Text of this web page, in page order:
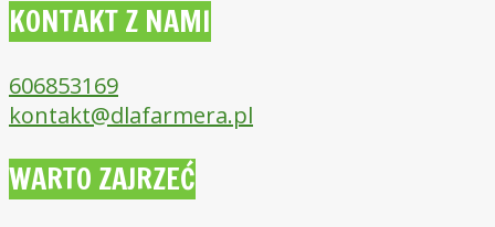
KONTAKT Z NAMI
606853169
kontakt@dlafarmera.pl
WARTO ZAJRZEĆ